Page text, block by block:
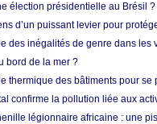
élection présidentielle au Brésil ?
d’un puissant levier pour
des inégalités de genre dans les
bord de la mer ?
thermique des bâtiments pour
confirme la pollution liée aux
légionnaire africaine : une